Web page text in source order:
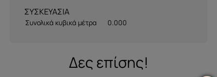
ΣΥΣΚΕΥΑΣΙΑ
Συνολικά κυβικά μέτρα 0.000
Δες επίσης!